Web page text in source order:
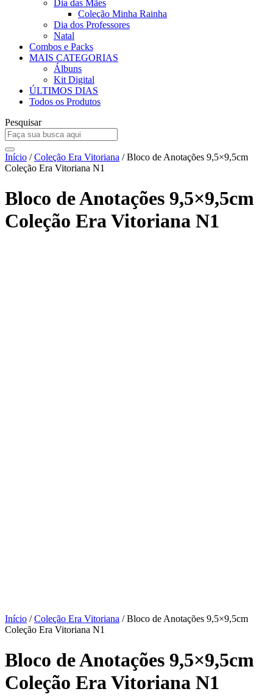
Dia das Mães
Coleção Minha Rainha
Dia dos Professores
Natal
Combos e Packs
MAIS CATEGORIAS
Álbuns
Kit Digital
ÚLTIMOS DIAS
Todos os Produtos
Pesquisar
Início /Coleção Era Vitoriana / Bloco de Anotações 9,5×9,5cm
Coleção Era Vitoriana N1
Bloco de Anotações 9,5×9,5cm
Coleção Era Vitoriana N1
Início /Coleção Era Vitoriana / Bloco de Anotações 9,5×9,5cm
Coleção Era Vitoriana N1
Bloco de Anotações 9,5×9,5cm
Coleção Era Vitoriana N1